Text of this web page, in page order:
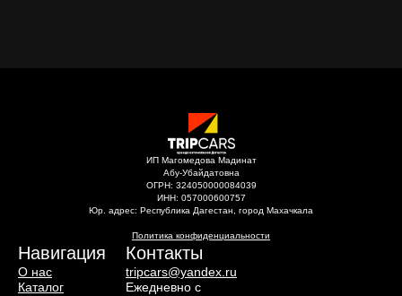
ИП Магомедова Мадинат
Абу-Убайдатовна
ОГРН: 324050000084039
ИНН: 057000600757
Юр. адрес: Республика Дагестан, город Махачкала
Политика конфиденциальности
Навигация
О нас
Каталог
Контакты
tripcars@yandex.ru
Ежедневно с